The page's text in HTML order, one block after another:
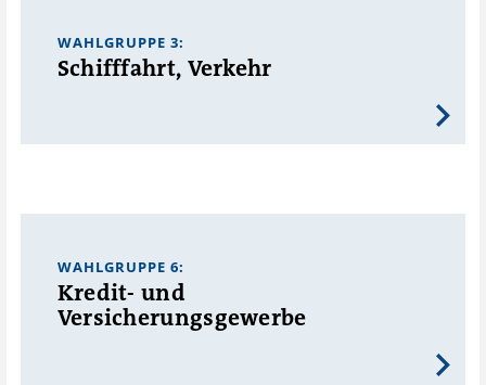
WAHLGRUPPE 3:
Schifffahrt, Verkehr
WAHLGRUPPE 6:
Kredit- und
Versicherungsgewerbe